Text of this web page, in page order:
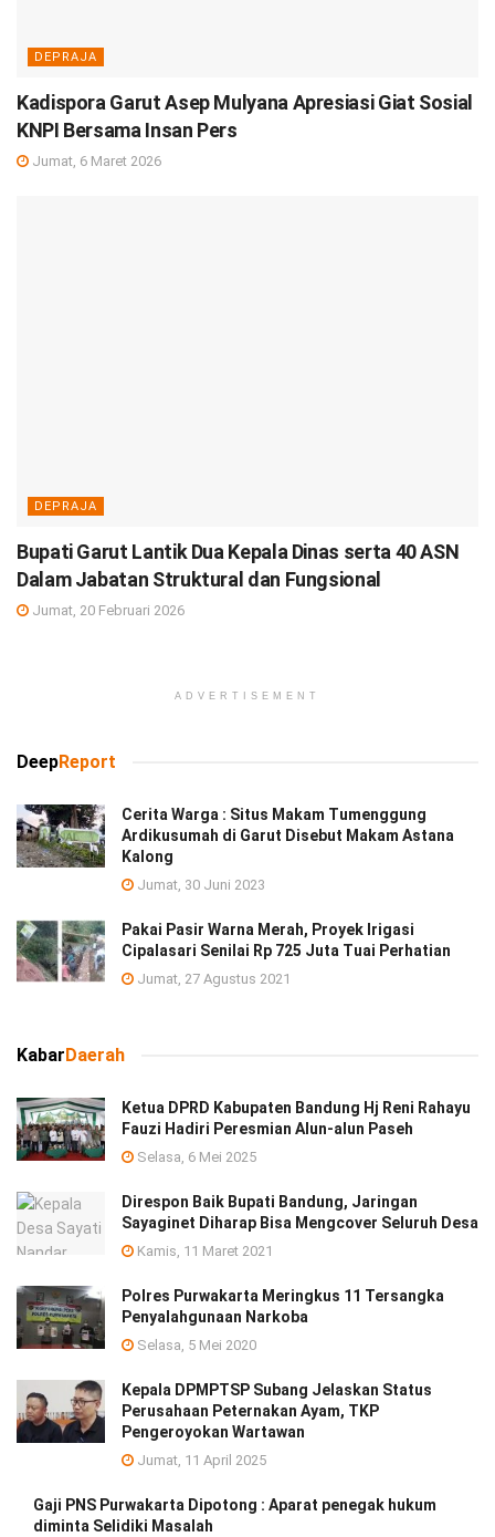
DEPRAJA
Kadispora Garut Asep Mulyana Apresiasi Giat Sosial
KNPI Bersama Insan Pers
Jumat, 6 Maret 2026
DEPRAJA
Bupati Garut Lantik Dua Kepala Dinas serta 40 ASN
Dalam Jabatan Struktural dan Fungsional
Jumat, 20 Februari 2026
ADVERTISEMENT
DeepReport
Cerita Warga : Situs Makam Tumenggung
Ardikusumah di Garut Disebut Makam Astana
Kalong
Jumat, 30 Juni 2023
Pakai Pasir Warna Merah, Proyek Irigasi
Cipalasari Senilai Rp 725 Juta Tuai Perhatian
Jumat, 27 Agustus 2021
Kabar Daerah
Ketua DPRD Kabupaten Bandung Hj Reni Rahayu
Fauzi Hadiri Peresmian Alun-alun Paseh
Selasa, 6 Mei 2025
Direspon Baik Bupati Bandung, Jaringan
Sayaginet Diharap Bisa Mengcover Seluruh Desa
Kamis, 11 Maret 2021
Polres Purwakarta Meringkus 11 Tersangka
Penyalahgunaan Narkoba
Selasa, 5 Mei 2020
Kepala DPMPTSP Subang Jelaskan Status
Perusahaan Peternakan Ayam, TKP
Pengeroyokan Wartawan
Jumat, 11 April 2025
Gaji PNS Purwakarta Dipotong : Aparat penegak hukum
diminta Selidiki Masalah